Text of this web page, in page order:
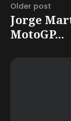
Older post
Jorge
MotoGP...